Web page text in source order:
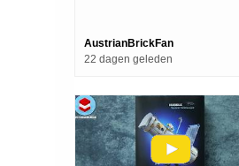
AustrianBrickFan
22 dagen geleden